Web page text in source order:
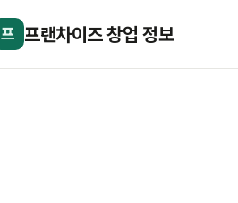
프 프랜차이즈 창업 정보